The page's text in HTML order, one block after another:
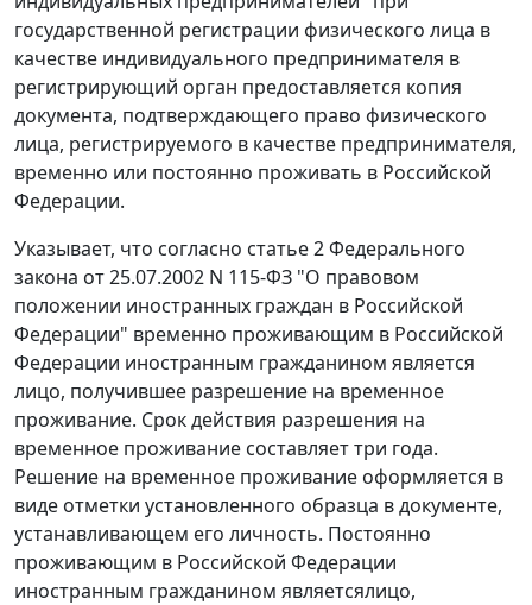
государственной регистрации физического лица в
качестве индивидуального предпринимателя в
регистрирующий орган предоставляется копия
документа, подтверждающего право физического
лица, регистрируемого в качестве предпринимателя,
временно или постоянно проживать в Российской
Федерации.
Указывает, что согласно статье 2Федерального
закона от 25.07.2002 N 115-ФЗ "О правовом
положении иностранных граждан в Российской
Федерации" временно проживающим в Российской
Федерации иностранным гражданином является
лицо, получившее разрешение на временное
проживание. Срок действия разрешения на
временное проживание составляет три года.
Решение на временное проживание оформляется в
виде отметки установленного образца в документе,
устанавливающем его личность. Постоянно
проживающим в Российской Федерации
иностранным гражданином являетсялицо,